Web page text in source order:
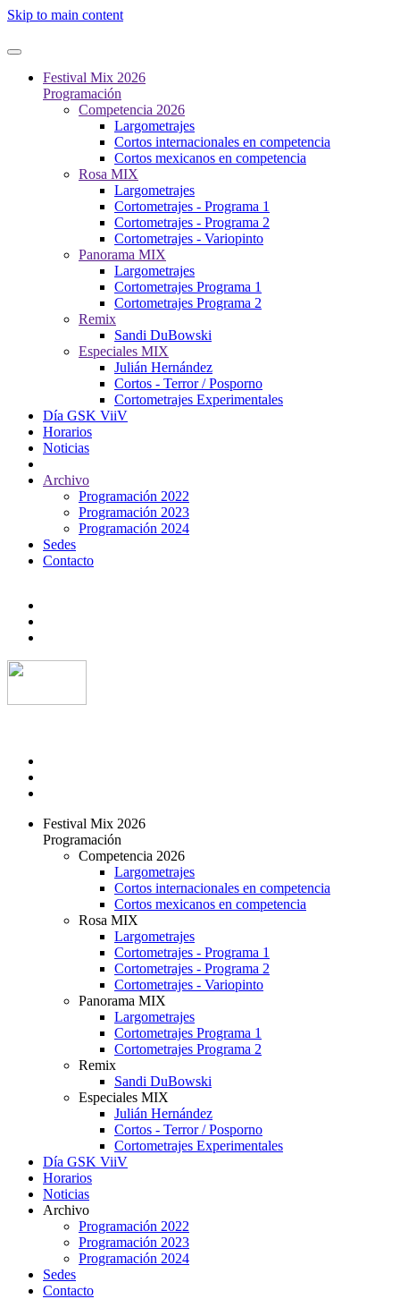
Skip to main content
Festival Mix 2026
Programación
Competencia 2026
Largometrajes
Cortos internacionales en competencia
Cortos mexicanos en competencia
Rosa MIX
Largometrajes
Cortometrajes - Programa 1
Cortometrajes - Programa 2
Cortometrajes - Variopinto
Panorama MIX
Largometrajes
Cortometrajes Programa 1
Cortometrajes Programa 2
Remix
Sandi DuBowski
Especiales MIX
Julián Hernández
Cortos - Terror / Posporno
Cortometrajes Experimentales
Día GSK ViiV
Horarios
Noticias
Archivo
Programación 2022
Programación 2023
Programación 2024
Sedes
Contacto
Festival Mix 2026
Programación
Competencia 2026
Largometrajes
Cortos internacionales en competencia
Cortos mexicanos en competencia
Rosa MIX
Largometrajes
Cortometrajes - Programa 1
Cortometrajes - Programa 2
Cortometrajes - Variopinto
Panorama MIX
Largometrajes
Cortometrajes Programa 1
Cortometrajes Programa 2
Remix
Sandi DuBowski
Especiales MIX
Julián Hernández
Cortos - Terror / Posporno
Cortometrajes Experimentales
Día GSK ViiV
Horarios
Noticias
Archivo
Programación 2022
Programación 2023
Programación 2024
Sedes
Contacto